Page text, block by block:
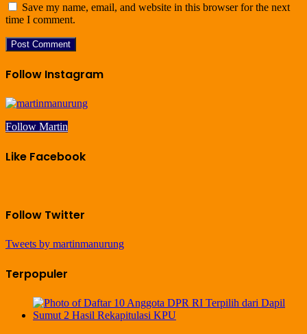
Save my name, email, and website in this browser for the next
time I comment.
Follow Instagram
Follow Martin
Like Facebook
Follow Twitter
Tweets by martinmanurung
Terpopuler